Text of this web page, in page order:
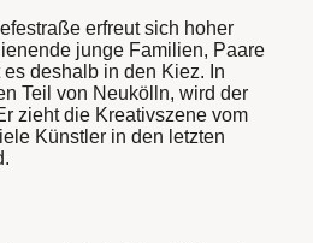
erfreut sich hoher
junge Familien, Paare
deshalb in den Kiez. In
Teil von Neukölln, wird der
zieht die Kreativszene vom
Künstler in den letzten